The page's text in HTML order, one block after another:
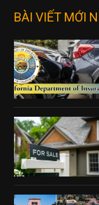
BÀI VIẾT MỚI